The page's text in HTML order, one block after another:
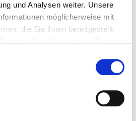
und Analysen weiter. Unsere
möglicherweise mit
die Sie ihnen bereitgestellt